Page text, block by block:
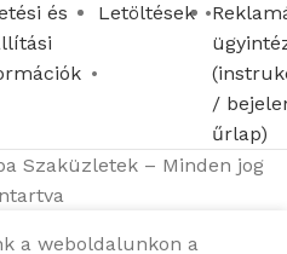
és
Letöltések
/
űrlap)
Szaküzletek – Minden jog
a weboldalunkon a